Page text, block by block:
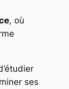
, où
ses